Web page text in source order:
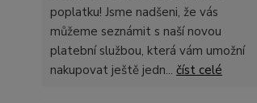
poplatku! Jsme nadšeni, že vás
můžeme seznámit s naší novou
platební službou, která vám umožní
nakupovat ještě jedn... číst celé